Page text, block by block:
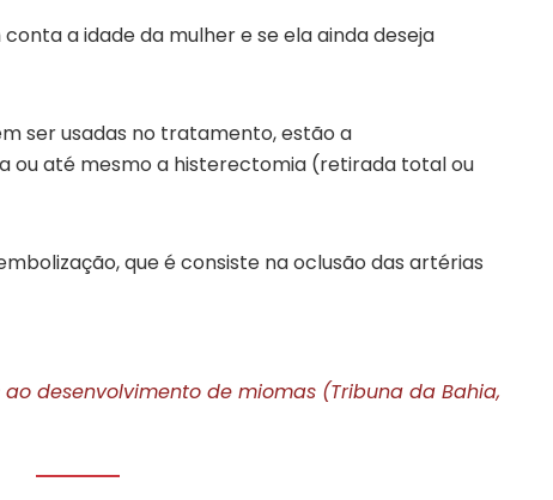
a idade da mulher e se ela ainda deseja
ser usadas no tratamento, estão a
ou até mesmo a histerectomia (retirada total ou
que é consiste na oclusão das artérias
desenvolvimento de miomas (Tribuna da Bahia,